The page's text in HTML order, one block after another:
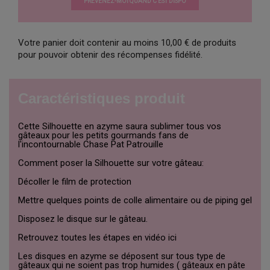
Votre panier doit contenir au moins 10,00 € de produits
pour pouvoir obtenir des récompenses fidélité.
Cette Silhouette en azyme saura sublimer tous vos
gâteaux pour les petits gourmands fans de
l'incontournable Chase Pat Patrouille
Comment poser la Silhouette sur votre gâteau:
Décoller le film de protection
Mettre quelques points de colle alimentaire ou de piping gel
Disposez le disque sur le gâteau.
Retrouvez toutes les étapes en vidéo ici
Les disques en azyme se déposent sur tous type de
gâteaux qui ne soient pas trop humides ( gâteaux en pâte